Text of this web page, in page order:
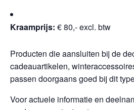
Kraamprijs: € 80,- excl. btw
Producten die aansluiten bij de
cadeauartikelen,
passen doorgaans goed bij dit
Voor actuele informatie en